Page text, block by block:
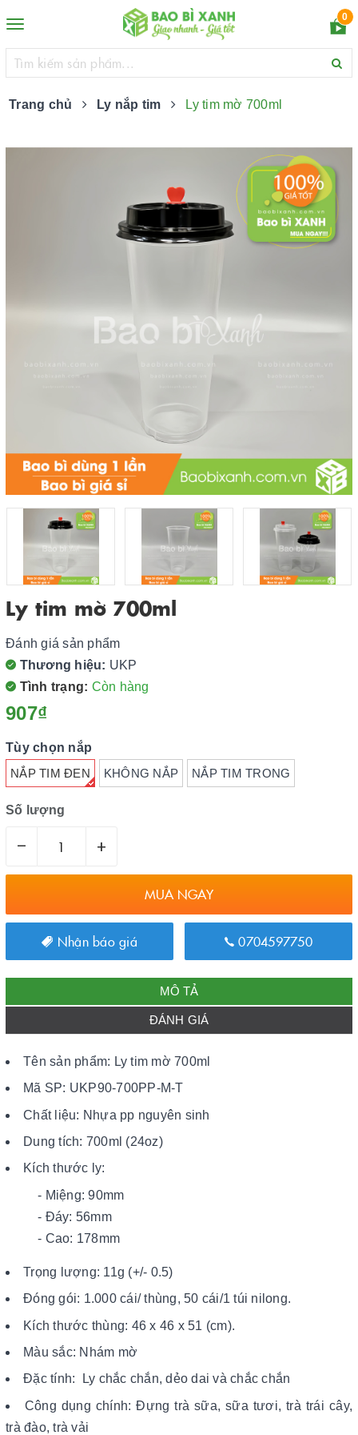
Toggle
navigation
0
Trang chủ Ly nắp tim Ly tim mờ 700ml
Ly tim mờ 700ml
Đánh giá sản phẩm
Thương hiệu: UKP
Tình trạng: Còn hàng
907₫
Tùy chọn nắp
NẮP TIM ĐEN KHÔNG NẮP NẮP TIM TRONG
Số lượng
– +
MUA NGAY
Nhận báo giá 0704597750
MÔ TẢ
ĐÁNH GIÁ
Tên sản phẩm: Ly tim mờ 700ml
Mã SP: UKP90-700PP-M-T
Chất liệu: Nhựa pp nguyên sinh
Dung tích: 700ml (24oz)
Kích thước ly:
- Miệng: 90mm
- Đáy: 56mm
- Cao: 178mm
Trọng lượng: 11g (+/- 0.5)
Đóng gói: 1.000 cái/ thùng, 50 cái/1 túi nilong.
Kích thước thùng: 46 x 46 x 51 (cm).
Màu sắc: Nhám mờ
Đặc tính: Ly chắc chắn, dẻo dai và chắc chắn
Công dụng chính: Đựng trà sữa, sữa tươi, trà trái cây,
trà đào, trà vải